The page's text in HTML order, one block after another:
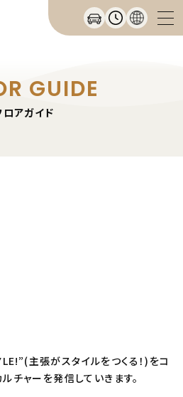
GUIDE
ロアガイド
主張がスタイルをつくる！)をコ
チャーを発信していきます。